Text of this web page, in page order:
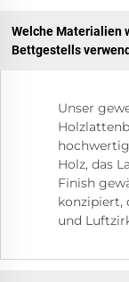
Welche Materialien
Bettgestells
Unser
Holz, das
Finish
konzipiert,
und